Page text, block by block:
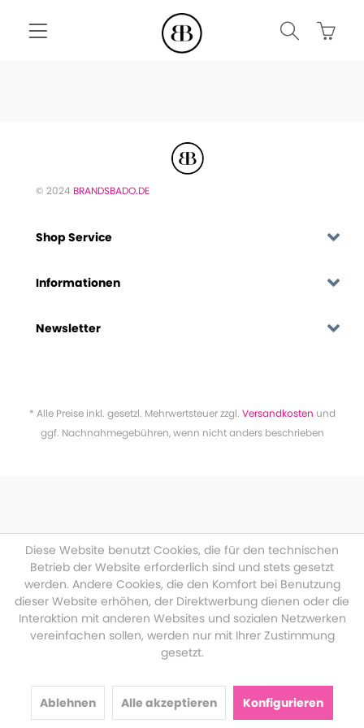
© 2024 BRANDSBADO.DE
Shop Service
Informationen
Newsletter
* Alle Preise inkl. gesetzl. Mehrwertsteuer zzgl. Versandkosten und
ggf. Nachnahmegebühren, wenn nicht anders beschrieben
Diese Website benutzt Cookies, die für den technischen
Betrieb der Website erforderlich sind und stets gesetzt
werden. Andere Cookies, die den Komfort bei Benutzung
dieser Website erhöhen, der Direktwerbung dienen oder die
Interaktion mit anderen Websites und sozialen Netzwerken
vereinfachen sollen, werden nur mit Ihrer Zustimmung
gesetzt.
Ablehnen Alle akzeptieren Konfigurieren